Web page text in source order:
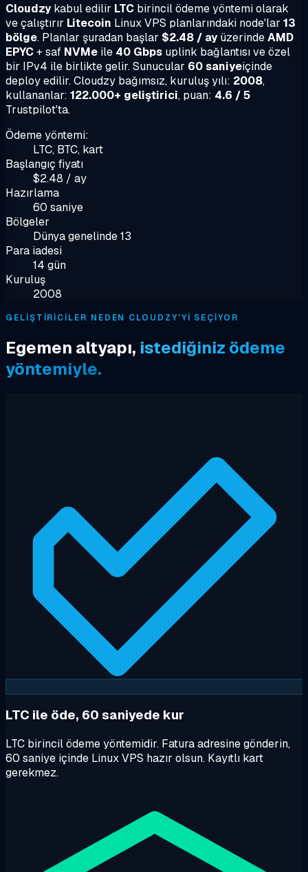
Cloudzykabul edilir LTC birincil ödeme yöntemi olarak
ve çalıştırır Litecoin Linux VPS planlarındaki node'lar 13
bölge. Planlar şuradan başlar $2.48 / ayüzerindeAMD
EPYC+ saf NVMe ile 40 Gbps uplink bağlantısı ve özel
bir IPv4 ile birlikte gelir. Sunucular 60 saniyeiçinde
deploy edilir. Cloudzy bağımsız, kuruluş yılı: 2008,
kullananlar: 122.000+ geliştirici, puan: 4.6 / 5
Trustpilot'ta.
Ödeme yöntemi:
LTC, BTC, kart
Başlangıç fiyatı
$2.48 / ay
Hazırlama
60 saniye
Bölgeler
Dünya genelinde 13
Para iadesi
14 gün
Kuruluş
2008
GELIŞTIRICILER NEDEN CLOUDZY'YI SEÇIYOR
Egemen altyapı, istediğiniz ödeme
yöntemiyle.
LTC ile öde, 60 saniyede kur
LTC birincil ödeme yöntemidir. Fatura adresine gönderin,
60 saniye içinde Linux VPS hazır olsun. Kayıtlı kart
gerekmez.